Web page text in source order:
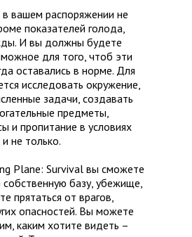
вашем распоряжении не
показателей голода,
И вы должны будете
для того, чтоб эти
оставались в норме. Для
исследовать окружение,
задачи, создавать
предметы,
и пропитание в условиях
не только.
Plane: Survival вы сможете
базу, убежище,
прятаться от врагов,
опасностей. Вы можете
каким хотите видеть –